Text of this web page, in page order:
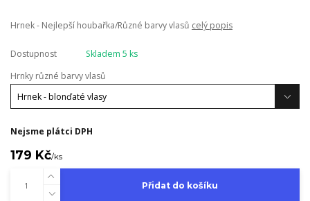
Hrnek - Nejlepší houbařka/Různé barvy vlasů celý popis
Dostupnost
Skladem 5 ks
Hrnky různé barvy vlasů
Nejsme plátci DPH
179 Kč/ks
Přidat do košíku